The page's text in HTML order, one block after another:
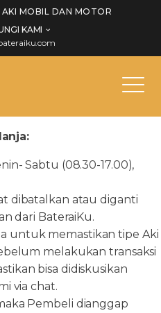
MOBIL DAN MOTOR
KAMI
Sabtu (08.30-17.00),
dibatalkan atau diganti
dari BateraiKu.
untuk memastikan tipe Aki
melakukan transaksi
bisa didiskusikan
via chat.
Pembeli dianggap